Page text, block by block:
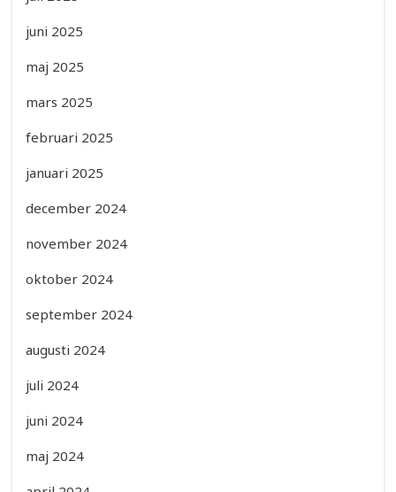
juni 2025
maj 2025
mars 2025
februari 2025
januari 2025
december 2024
november 2024
oktober 2024
september 2024
augusti 2024
juli 2024
juni 2024
maj 2024